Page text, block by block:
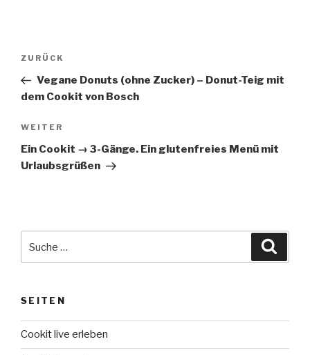
Beitragsnavigation
Vorheriger
Beitrag
ZURÜCK
Vegane Donuts (ohne Zucker) – Donut-Teig mit
dem Cookit von Bosch
Nächster
Beitrag
WEITER
Ein Cookit → 3-Gänge. Ein glutenfreies Menü mit
Urlaubsgrüßen
SEITEN
Cookit live erleben